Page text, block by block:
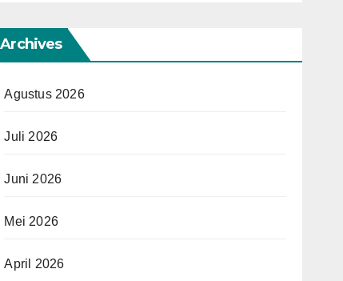
Archives
Agustus 2026
Juli 2026
Juni 2026
Mei 2026
April 2026